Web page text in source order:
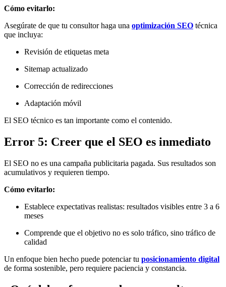
Cómo evitarlo:
Asegúrate de que tu consultor haga una optimización SEO técnica
que incluya:
Revisión de etiquetas meta
Sitemap actualizado
Corrección de redirecciones
Adaptación móvil
El SEO técnico es tan importante como el contenido.
Error 5: Creer que el SEO es inmediato
El SEO no es una campaña publicitaria pagada. Sus resultados son
acumulativos y requieren tiempo.
Cómo evitarlo:
Establece expectativas realistas: resultados visibles entre 3 a 6
meses
Comprende que el objetivo no es solo tráfico, sino tráfico de
calidad
Un enfoque bien hecho puede potenciar tu posicionamiento digital
de forma sostenible, pero requiere paciencia y constancia.